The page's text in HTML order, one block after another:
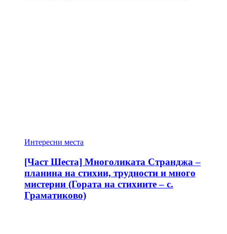
Интересни места
[Част Шеста] Многоликата Странджа –
планина на стихии, трудности и много
мистерии (Гората на стихиите – с.
Граматиково)